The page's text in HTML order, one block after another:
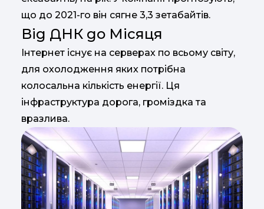
що до 2021-го він сягне 3,3 зетабайтів.
Від ДНК до Місяця
Інтернет існує на серверах по всьому світу,
для охолодження яких потрібна
колосальна кількість енергії. Ця
інфраструктура дорога, громіздка та
вразлива.